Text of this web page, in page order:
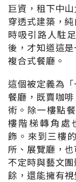
巨資，租下中
穿透式建築，
時吸引路人駐
後，才知道這
複合式餐廳。
這個被定義為
餐廳，既賣咖
術。除一樓點
樓階梯轉角處
飾。來到三樓
所、展覽廳，
不定時與藝文
餘，還能擁有視